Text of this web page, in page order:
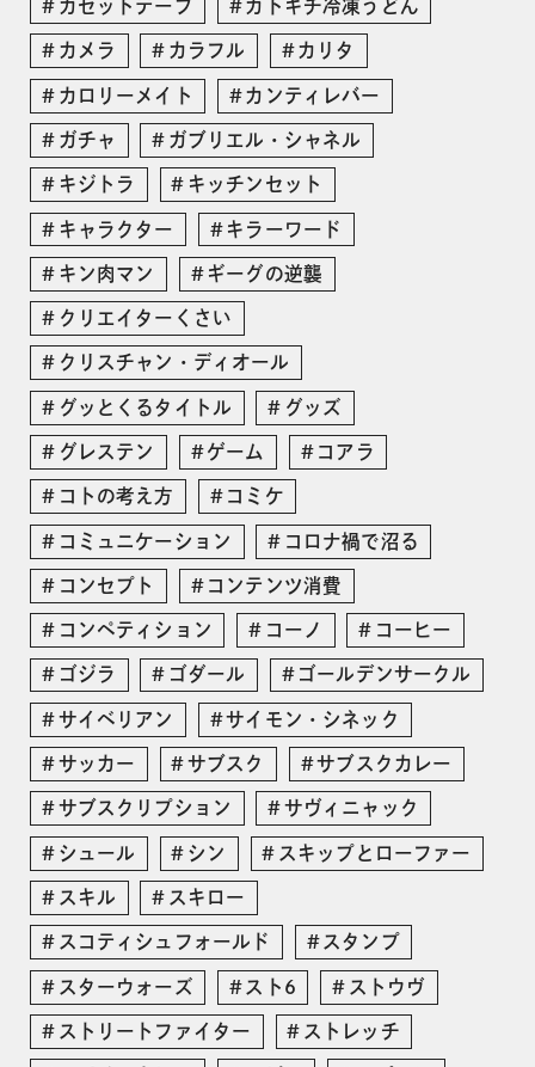
カセットテープ カトキチ冷凍うどん
カメラ カラフル カリタ
カロリーメイト カンティレバー
ガチャ ガブリエル・シャネル
キジトラ キッチンセット
キャラクター キラーワード
キン肉マン ギーグの逆襲
クリエイターくさい
クリスチャン・ディオール
グッとくるタイトル グッズ
グレステン ゲーム コアラ
コトの考え方 コミケ
コミュニケーション コロナ禍で沼る
コンセプト コンテンツ消費
コンペティション コーノ コーヒー
ゴジラ ゴダール ゴールデンサークル
サイベリアン サイモン・シネック
サッカー サブスク サブスクカレー
サブスクリプション サヴィニャック
シュール シン スキップとローファー
スキル スキロー
スコティシュフォールド スタンプ
スターウォーズ スト6 ストウヴ
ストリートファイター ストレッチ